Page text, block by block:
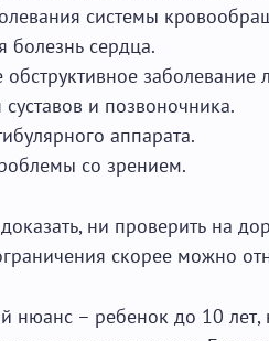
системы
болезнь сердца.
заболевание
и позвоночника.
аппарата.
со зрением.
ни проверить на
скорее можно
нюанс – ребенок до 10 лет,